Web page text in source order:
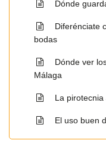
Dónde
Diferénciate
bodas
Dónde ver
Málaga
La
El uso buen